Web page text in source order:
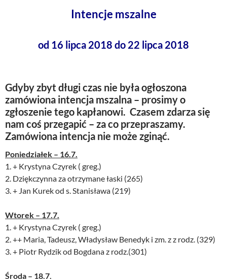
Intencje mszalne
od 16 lipca 2018 do 22 lipca 2018
Gdyby zbyt długi czas nie była ogłoszona
zamówiona intencja mszalna – prosimy o
zgłoszenie tego kapłanowi. Czasem zdarza się
nam coś przegapić – za co przepraszamy.
Zamówiona intencja nie może zginąć.
Poniedziałek – 16.7.
1. + Krystyna Czyrek ( greg.)
2. Dziękczynna za otrzymane łaski (265)
3. + Jan Kurek od s. Stanisława (219)
Wtorek – 17.7.
1. + Krystyna Czyrek ( greg.)
2. ++ Maria, Tadeusz, Władysław Benedyk i zm. z z rodz. (329)
3. + Piotr Rydzik od Bogdana z rodz.(301)
Środa – 18.7.